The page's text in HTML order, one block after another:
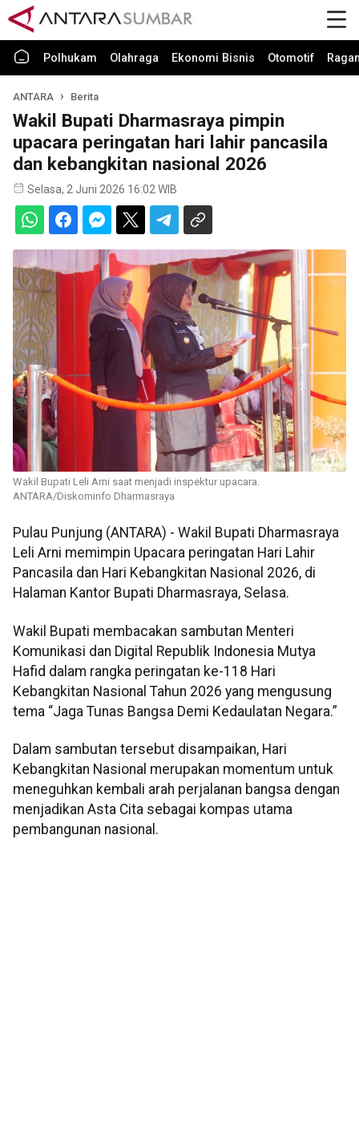
Polhukam Olahraga Ekonomi Bisnis Otomotif
ANTARA Berita
Wakil Bupati Dharmasraya pimpin
upacara peringatan hari lahir pancasila
dan kebangkitan nasional 2026
Selasa, 2 Juni 2026 16:02 WIB
Wakil Bupati Leli Arni saat menjadi inspektur upacara.
ANTARA/Diskominfo Dharmasraya
Pulau Punjung (ANTARA) - Wakil Bupati Dharmasraya
Leli Arni memimpin Upacara peringatan Hari Lahir
Pancasila dan Hari Kebangkitan Nasional 2026, di
Halaman Kantor Bupati Dharmasraya, Selasa.
Wakil Bupati membacakan sambutan Menteri
Komunikasi dan Digital Republik Indonesia Mutya
Hafid dalam rangka peringatan ke-118 Hari
Kebangkitan Nasional Tahun 2026 yang mengusung
tema “Jaga Tunas Bangsa Demi Kedaulatan Negara.”
Dalam sambutan tersebut disampaikan, Hari
Kebangkitan Nasional merupakan momentum untuk
meneguhkan kembali arah perjalanan bangsa dengan
menjadikan Asta Cita sebagai kompas utama
pembangunan nasional.